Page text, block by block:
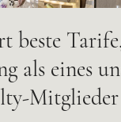
beste
als eines
Mitglieder